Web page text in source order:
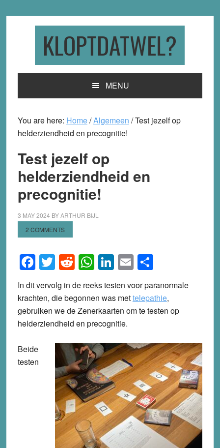
KLOPTDATWEL?
MENU
You are here: Home/Algemeen /Test jezelf op
helderziendheid en precognitie!
Test jezelf op
helderziendheid en
precognitie!
3 MAY 2024 BYARTHUR BIJL
2 COMMENTS
Facebook
Twitter
Reddit
WhatsApp
LinkedIn
EmailShare
In dit vervolg in de reeks testen voor paranormale
krachten, die begonnen was mettelepathie,
gebruiken we de Zenerkaarten om te testen op
helderziendheid en precognitie.
Beide
testen